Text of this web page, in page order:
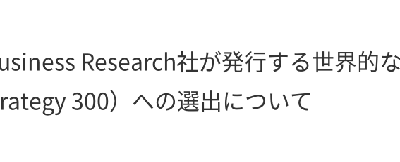
Research社が発行する世界的
300）への選出について